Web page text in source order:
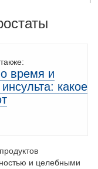
время и
какое
и целебными